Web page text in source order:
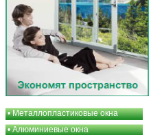
•Металлопластиковые окна
•Алюминиевые окна